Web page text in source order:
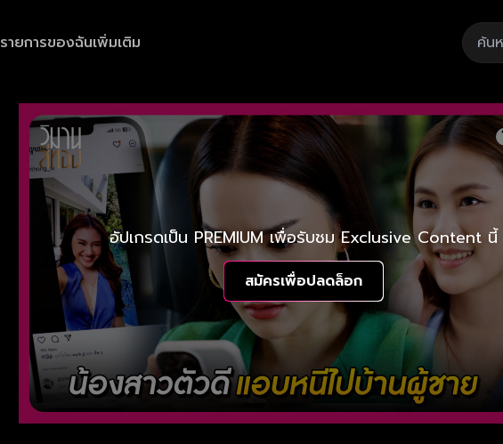
รายการของฉันเพิ่มเติม
อัปเกรดเป็น PREMIUM เพื่อรับชม Exclusive Content นี้
สมัครเพื่อปลดล็อก